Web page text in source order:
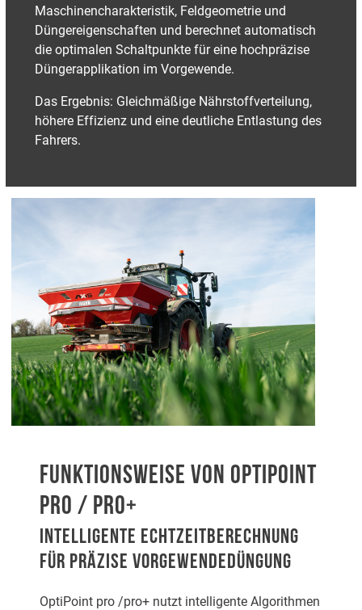
Maschinencharakteristik, Feldgeometrie und
Düngereigenschaften und berechnet automatisch
die optimalen Schaltpunkte für eine hochpräzise
Düngerapplikation im Vorgewende.
Das Ergebnis: Gleichmäßige Nährstoffverteilung,
höhere Effizienz und eine deutliche Entlastung des
Fahrers.
FUNKTIONSWEISE VON OPTIPOINT
PRO / PRO+
INTELLIGENTE ECHTZEITBERECHNUNG
FÜR PRÄZISE VORGEWENDEDÜNGUNG
OptiPoint pro /pro+ nutzt intelligente Algorithmen